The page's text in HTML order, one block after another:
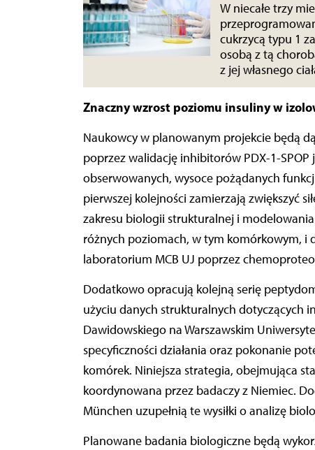
W niecałe trzy
cukrzycą typu 1
osobą z tą
z jej własnego
Znaczny wzrost poziomu insuliny w
Naukowcy w planowanym projekcie będą
poprzez walidację inhibitorów PDX-1-
obserwowanych, wysoce pożądanych
pierwszej kolejności zamierzają zwiększyć
zakresu biologii strukturalnej i
różnych poziomach, w tym komórkowym,
laboratorium MCB UJ poprzez
Dodatkowo opracują kolejną serię
użyciu danych strukturalnych dotyczących
Dawidowskiego na Warszawskim
specyficzności działania oraz pokonanie
komórek. Niniejsza strategia, obejmująca
koordynowana przez badaczy z Niemiec.
München uzupełnią te wysiłki o analizę
Planowane badania biologiczne będą